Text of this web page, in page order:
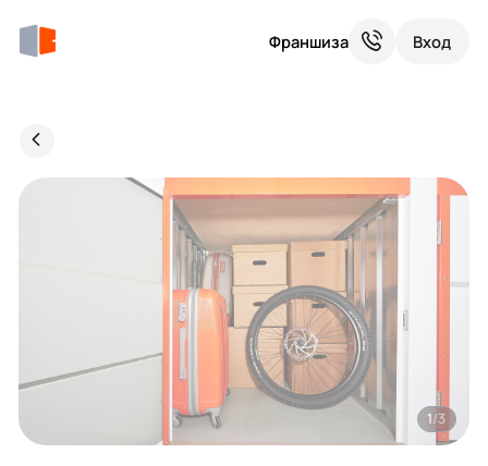
Франшиза Вход
1/3